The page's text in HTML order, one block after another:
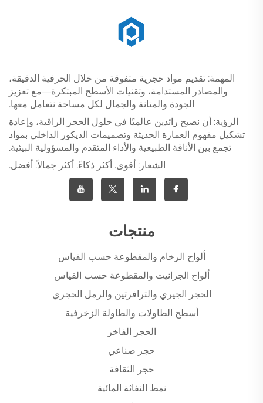
المهمة: تقديم مواد حجرية متفوقة من خلال الحرفية الدقيقة،
والمصادر المستدامة، وتقنيات الأسطح المبتكرة—مع تعزيز
الجودة والمتانة والجمال لكل مساحة نتعامل معها.
الرؤية: أن نصبح رائدين عالميًا في حلول الحجر الراقية، وإعادة
تشكيل مفهوم العمارة الحديثة وتصميمات الديكور الداخلي بمواد
تجمع بين الأناقة الطبيعية والأداء المتقدم والمسؤولية البيئية.
الشعار: أقوى. أكثر ذكاءً. أكثر جمالاً. أفضل.
منتجات
ألواح الرخام والمقطوعة حسب القياس
ألواح الجرانيت والمقطوعة حسب القياس
الحجر الجيري والترافرتين والرمل الحجري
أسطح الطاولات والطاولة الزخرفية
الحجر الفاخر
حجر صناعي
حجر الثقافة
نمط النفاثة المائية